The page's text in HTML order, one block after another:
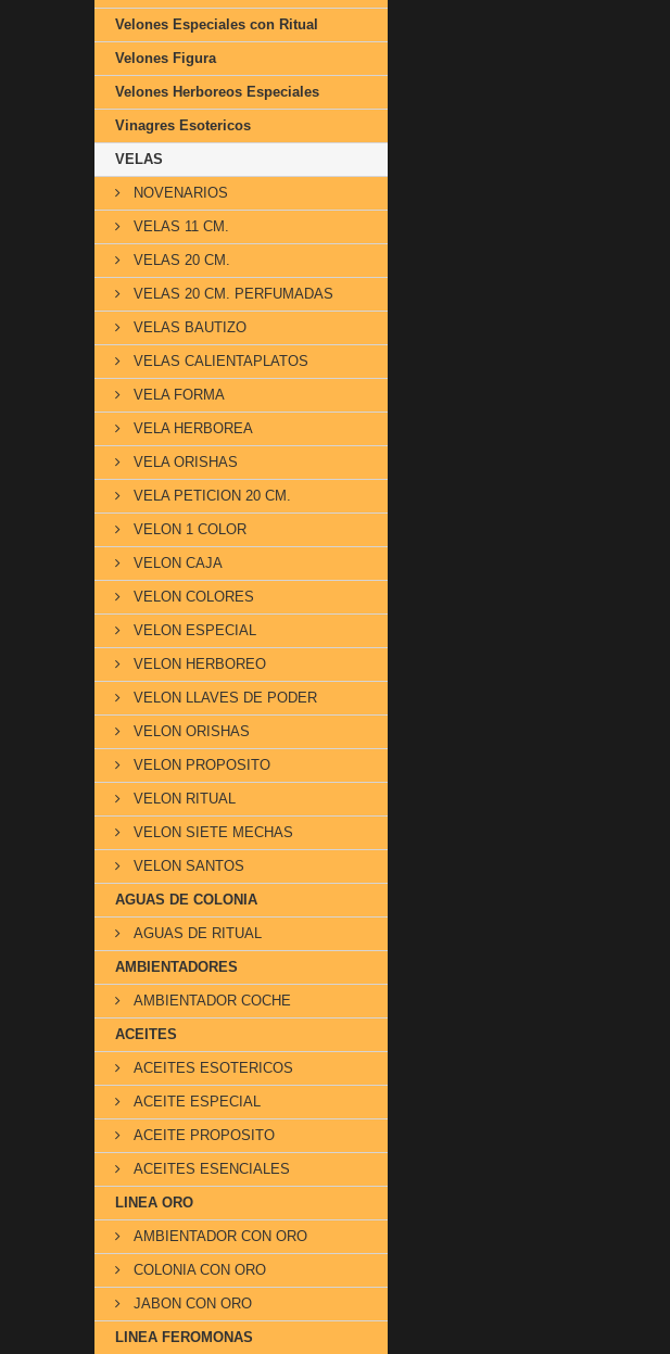
Velones Especiales con Ritual
Velones Figura
Velones Herboreos Especiales
Vinagres Esotericos
VELAS
NOVENARIOS
VELAS 11 CM.
VELAS 20 CM.
VELAS 20 CM. PERFUMADAS
VELAS BAUTIZO
VELAS CALIENTAPLATOS
VELA FORMA
VELA HERBOREA
VELA ORISHAS
VELA PETICION 20 CM.
VELON 1 COLOR
VELON CAJA
VELON COLORES
VELON ESPECIAL
VELON HERBOREO
VELON LLAVES DE PODER
VELON ORISHAS
VELON PROPOSITO
VELON RITUAL
VELON SIETE MECHAS
VELON SANTOS
AGUAS DE COLONIA
AGUAS DE RITUAL
AMBIENTADORES
AMBIENTADOR COCHE
ACEITES
ACEITES ESOTERICOS
ACEITE ESPECIAL
ACEITE PROPOSITO
ACEITES ESENCIALES
LINEA ORO
AMBIENTADOR CON ORO
COLONIA CON ORO
JABON CON ORO
LINEA FEROMONAS